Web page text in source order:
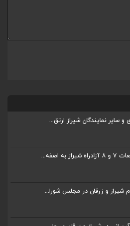
و سایر نمایندگان شیراز ارتق...
اصفه...
شیراز و زرقان در مجلس شورا...
در مجلس شورا...
و زرقان در جل...